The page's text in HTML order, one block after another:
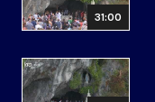
31:00